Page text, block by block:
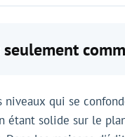
qui se
solide sur le